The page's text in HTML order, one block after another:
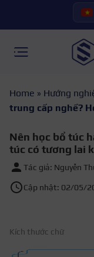
Home » Hướng
trung cấp nghề?
Nên học bổ túc
túc có tương lai
Tác giả: Nguyễn
Cập nhật: 02/05/
Kích thước chữ